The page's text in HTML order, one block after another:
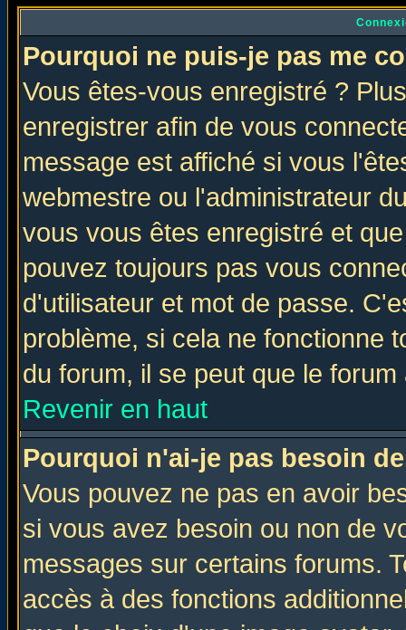
Pourquoi ne puis-je pas me
Vous êtes-vous enregistré ?
enregistrer afin de vous
message est affiché si vous
webmestre ou l'administrateur
vous vous êtes enregistré et
pouvez toujours pas vous
d'utilisateur et mot de passe.
problème, si cela ne fonctionne
du forum, il se peut que le
Revenir en haut
Pourquoi n'ai-je pas besoin
Vous pouvez ne pas en avoir
si vous avez besoin ou non de
messages sur certains forums.
accès à des fonctions